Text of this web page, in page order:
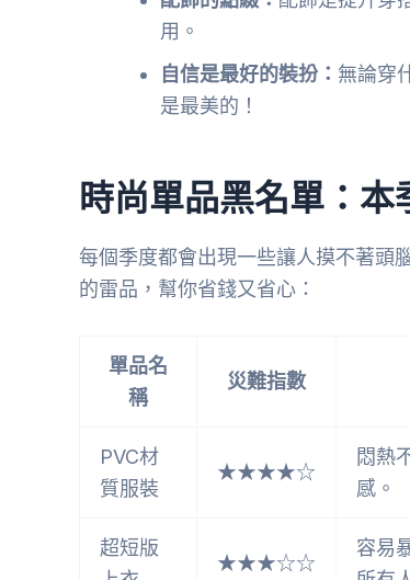
用。
自信是最好的裝扮： 無論穿
是最美的！
時尚單品黑名單：
每個季度都會出現一些讓人摸不著頭
的雷品，幫你省錢又省心：
單品名
稱
災難指數
PVC材
質服裝
★★★★☆
悶熱
感。
超短版
★★★☆☆
容易